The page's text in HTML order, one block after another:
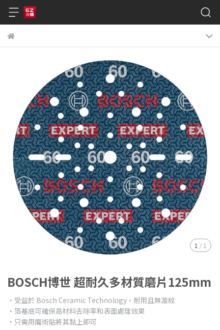
1 / 1
BOSCH博世 超耐久多材質磨片125mm
‧受益於 Bosch Ceramic Technology，耐用且無漩紋
‧箔基底可確保高材料去除率和表面處理效果
‧只需用魔術貼將其黏上即可